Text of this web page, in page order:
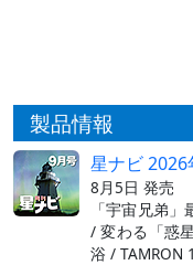
製品情報
星ナビ 2026
8月5日 発売
「宇宙兄弟
/ 変わる「惑
浴 / TAMRON